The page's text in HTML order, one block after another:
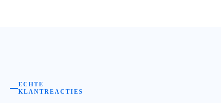
ECHTE
KLANTREACTIES